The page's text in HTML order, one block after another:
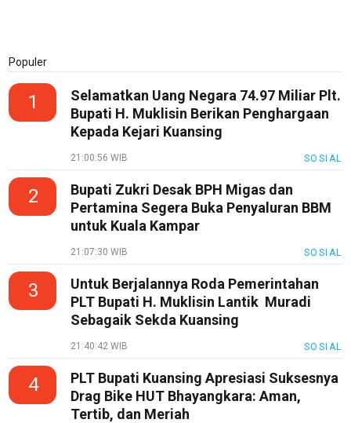
Populer
1
Selamatkan Uang Negara 74.97 Miliar Plt.
Bupati H. Muklisin Berikan Penghargaan
Kepada Kejari Kuansing
21:00:56 WIB SOSIAL
2
Bupati Zukri Desak BPH Migas dan
Pertamina Segera Buka Penyaluran BBM
untuk Kuala Kampar
21:07:30 WIB SOSIAL
3
Untuk Berjalannya Roda Pemerintahan
PLT Bupati H. Muklisin Lantik Muradi
Sebagaik Sekda Kuansing
21:40:42 WIB SOSIAL
4
PLT Bupati Kuansing Apresiasi Suksesnya
Drag Bike HUT Bhayangkara: Aman,
Tertib, dan Meriah
Pedoman
Siber
Redaksi